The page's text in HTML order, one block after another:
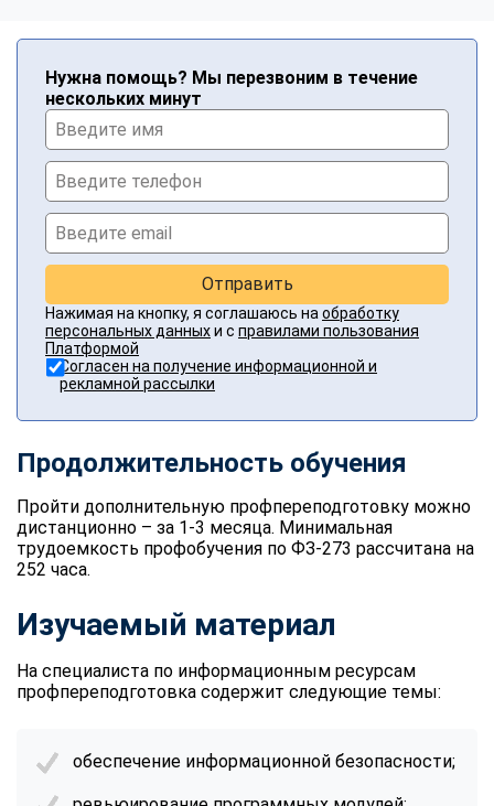
Нужна помощь? Мы перезвоним в течение
нескольких минут
Отправить
Нажимая на кнопку, я соглашаюсь на обработку
персональных данныхи с правилами пользования
Платформой
Согласен на получение информационной и
рекламной рассылки
Продолжительность обучения
Пройти дополнительную профпереподготовку можно
дистанционно – за 1-3 месяца. Минимальная
трудоемкость профобучения по ФЗ-273 рассчитана на
252 часа.
Изучаемый материал
На специалиста по информационным ресурсам
профпереподготовка содержит следующие темы:
обеспечение информационной безопасности;